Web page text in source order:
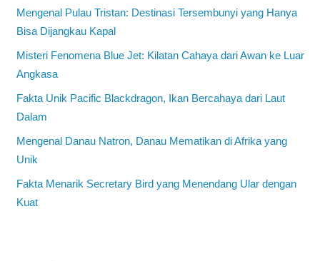
Mengenal Pulau Tristan: Destinasi Tersembunyi yang Hanya
Bisa Dijangkau Kapal
Misteri Fenomena Blue Jet: Kilatan Cahaya dari Awan ke Luar
Angkasa
Fakta Unik Pacific Blackdragon, Ikan Bercahaya dari Laut
Dalam
Mengenal Danau Natron, Danau Mematikan di Afrika yang
Unik
Fakta Menarik Secretary Bird yang Menendang Ular dengan
Kuat